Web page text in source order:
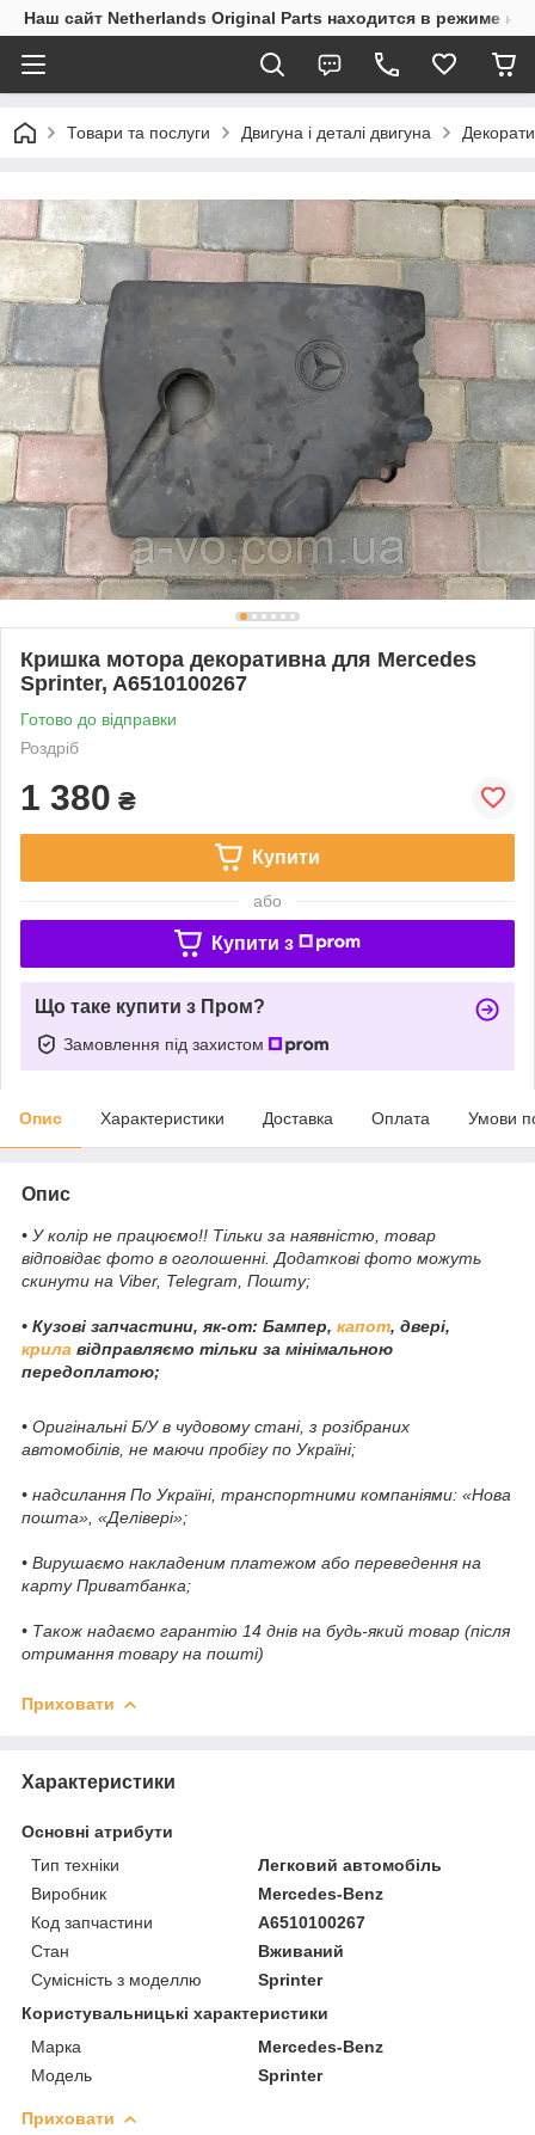
Наш сайт Netherlands Original Parts находится в режиме
Товари та послуги Двигуна і деталі двигуна
Кришка мотора декоративна для Mercedes
Sprinter, A6510100267
Готово до відправки
Роздріб
1 380 ₴
Купити
або
Купити з
Що таке купити з Пром?
Замовлення під захистом
Опис Характеристики Доставка Оплата Умови
Опис
• У колір не працюємо!! Тільки за наявністю, товар
відповідає фото в оголошенні. Додаткові фото можуть
скинути на Viber, Telegram, Пошту;
• Кузові запчастини, як-от: Бампер, капот, двері,
крила відправляємо тільки за мінімальною
передоплатою;
• Оригінальні Б/У в чудовому стані, з розібраних
автомобілів, не маючи пробігу по Україні;
• надсилання По Україні, транспортними компаніями: «Нова
пошта», «Делівері»;
• Вирушаємо накладеним платежом або переведення на
карту Приватбанка;
• Також надаємо гарантію 14 днів на будь-який товар (після
отримання товару на пошті)
Приховати
Характеристики
Основні атрибути
Тип техніки
Легковий автомобіль
Виробник
Mercedes-Benz
Код запчастини
A6510100267
Стан
Вживаний
Сумісність з моделлю
Sprinter
Користувальницькі характеристики
Марка
Mercedes-Benz
Модель
Sprinter
Приховати